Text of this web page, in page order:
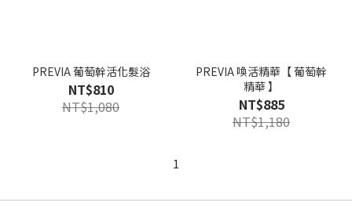
PREVIA 葡萄幹活化髮浴
NT$810
NT$1,080
PREVIA 喚活精華【 葡萄幹
精華 】
NT$885
NT$1,180
1